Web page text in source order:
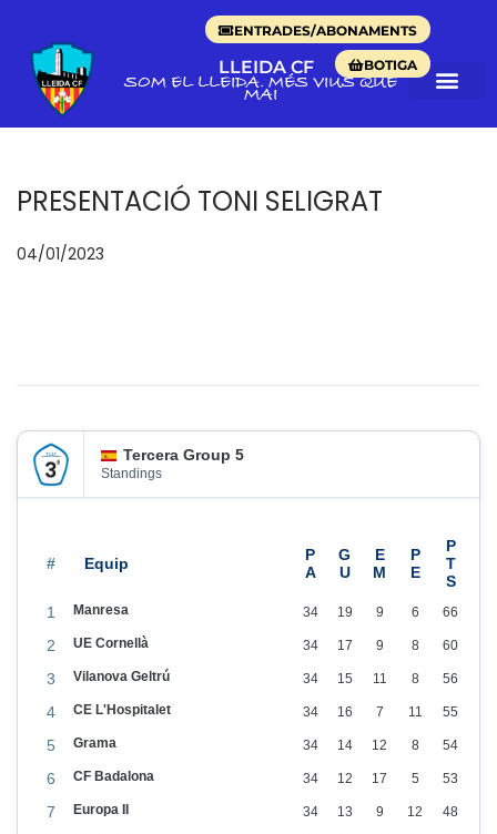
ENTRADES/ABONAMENTS
BOTIGA
LLEIDA CF
SOM EL LLEIDA. MÉS VIUS QUE
MAI
PRESENTACIÓ TONI SELIGRAT
p
n
04/01/2023
0
2
Tercera Group 5
Standings
#
1 Manresa 34 19 9 6 66
2 UE Cornellà 34 17 9 8 60
3 Vilanova Geltrú 34 15 11 8 56
4 CE L'Hospitalet 34 16 7 11 55
5 Grama 34 14 12 8 54
6 CF Badalona 34 12 17 5 53
7 Europa II 34 13 9 12 48